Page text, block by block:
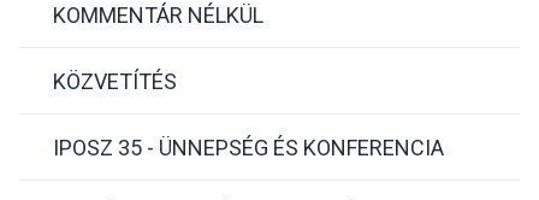
KOMMENTÁR NÉLKÜL
KÖZVETÍTÉS
IPOSZ 35 - ÜNNEPSÉG ÉS KONFERENCIA